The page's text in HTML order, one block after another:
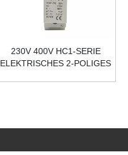
230V 400V HC1-SERIE
ELEKTRISCHES 2-POLIGES